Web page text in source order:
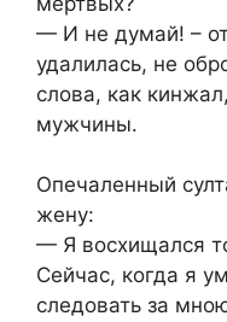
— И не думай! –
удалилась, не
слова, как
мужчины.
Опечаленный
жену:
— Я восхищался
Сейчас, когда я
следовать за